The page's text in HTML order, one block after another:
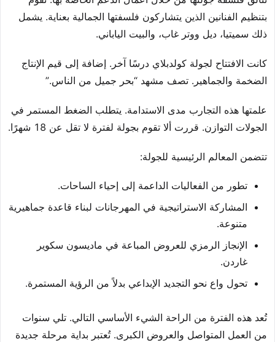
بتنظيم الفنانين الذين يتشاركون فلسفتها الجمالية بعناية. يشمل
ذلك سميتيا، ديل ووتر غاب، والبيت الياباني.
كانت الافتتاح لجولة كولدبلاي درسًا آخر. إضافة إلى قيم الإنتاج
الضخمة والجماهير. تصف مشهد “بحر جميل من الناس.”
علمتها هذه التجارب مدى الاستدامة. يتطلب الضغط المستمر في
الجولات التوازن. قررت ألا تقوم بجولة لفترة لا تقل عن 18 شهرًا.
تتضمن المعالم الرئيسية للجولة:
تطور من الفعاليات الداعمة إلى إحياء الساحات.
المشاركة الاستراتيجية في المهرجانات لبناء قاعدة جماهيرية
متنوعة.
الإنجاز الرمزي للعروض المباعة في ماديسون سكوير
غاردن.
تحول واع نحو التجديد الإبداعي بدلاً من الرؤية المستمرة.
تُعد هذه الفترة من الراحة الشيء الأساسي التالي. تلي سنوات
من العمل المتواصل والعروض الكبرى. تُعتبر بداية مرحلة جديدة